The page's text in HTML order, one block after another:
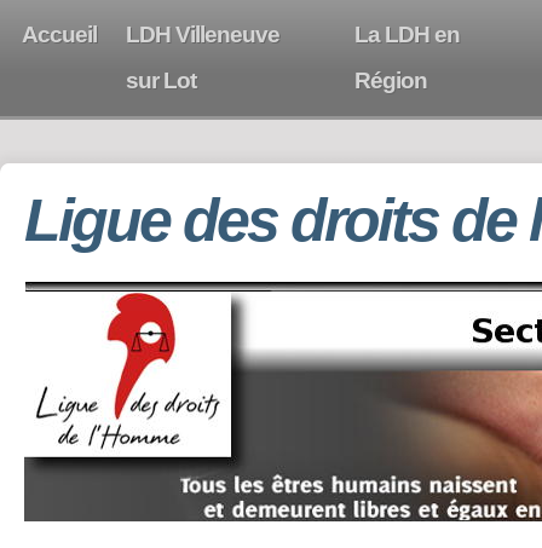
Accueil
LDH Villeneuve
sur Lot
La LDH en
Région
Ligue des droits de